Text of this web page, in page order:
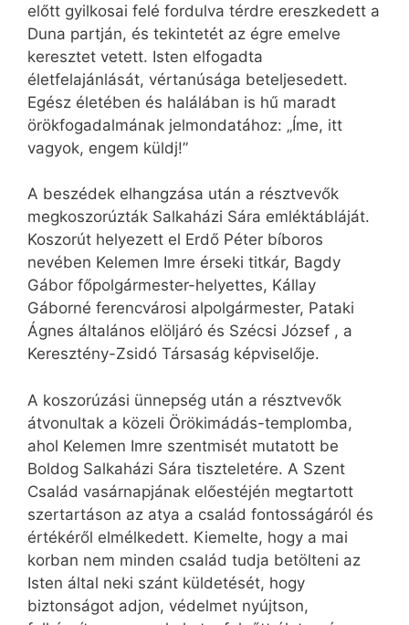
előtt gyilkosai felé fordulva térdre ereszkedett a
Duna partján, és tekintetét az égre emelve
keresztet vetett. Isten elfogadta
életfelajánlását, vértanúsága beteljesedett.
Egész életében és halálában is hű maradt
örökfogadalmának jelmondatához: „Íme, itt
vagyok, engem küldj!”
A beszédek elhangzása után a résztvevők
megkoszorúzták Salkaházi Sára emléktábláját.
Koszorút helyezett el Erdő Péter bíboros
nevében Kelemen Imre érseki titkár, Bagdy
Gábor főpolgármester-helyettes, Kállay
Gáborné ferencvárosi alpolgármester, Pataki
Ágnes általános elöljáró és Szécsi József , a
Keresztény-Zsidó Társaság képviselője.
A koszorúzási ünnepség után a résztvevők
átvonultak a közeli Örökimádás-templomba,
ahol Kelemen Imre szentmisét mutatott be
Boldog Salkaházi Sára tiszteletére. A Szent
Család vasárnapjának előestéjén megtartott
szertartáson az atya a család fontosságáról és
értékéről elmélkedett. Kiemelte, hogy a mai
korban nem minden család tudja betölteni az
Isten által neki szánt küldetését, hogy
biztonságot adjon, védelmet nyújtson,